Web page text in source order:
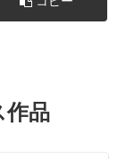
作品